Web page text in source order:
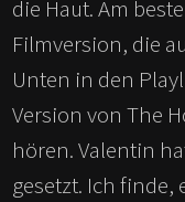
die Haut. Am
Filmversion, die
Unten in den
Version von The
hören. Valentin
gesetzt. Ich